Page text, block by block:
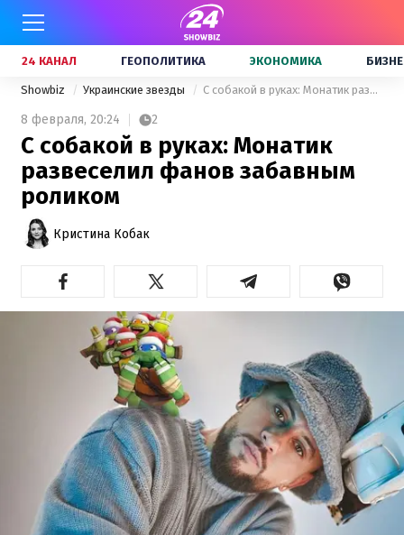
24 КАНАЛ ГЕОПОЛИТИКА ЭКОНОМИКА
Showbiz Украинские звезды С собакой в руках: Монатик развеселил фанов забавным роликом
8 февраля, 20:24 2
С собакой в руках: Монатик
развеселил фанов забавным
роликом
Кристина Кобак